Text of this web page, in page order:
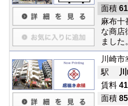
面積
麻布十
な商店
ました
川崎市
駅
賃料
面積